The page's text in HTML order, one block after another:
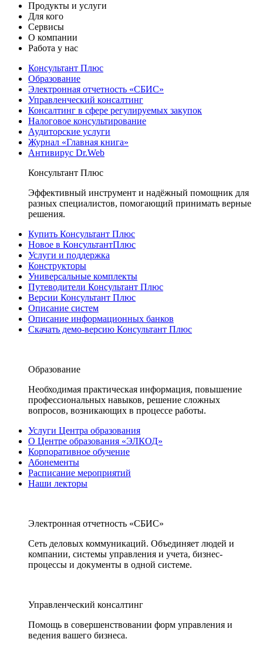
Продукты и услуги
Для кого
Сервисы
О компании
Работа у нас
Консультант Плюс
Образование
Электронная отчетность «СБИС»
Управленческий консалтинг
Консалтинг в сфере регулируемых закупок
Налоговое консультирование
Аудиторские услуги
Журнал «Главная книга»
Антивирус Dr.Web
Консультант Плюс
Эффективный инструмент и надёжный помощник для
разных специалистов, помогающий принимать верные
решения.
Купить Консультант Плюс
Новое в КонсультантПлюс
Услуги и поддержка
Конструкторы
Универсальные комплекты
Путеводители Консультант Плюс
Версии Консультант Плюс
Описание систем
Описание информационных банков
Скачать демо-версию Консультант Плюс
Образование
Необходимая практическая информация, повышение
профессиональных навыков, решение сложных
вопросов, возникающих в процессе работы.
Услуги Центра образования
О Центре образования «ЭЛКОД»
Корпоративное обучение
Абонементы
Расписание мероприятий
Наши лекторы
Электронная отчетность «СБИС»
Сеть деловых коммуникаций. Объединяет людей и
компании, системы управления и учета, бизнес-
процессы и документы в одной системе.
Управленческий консалтинг
Помощь в совершенствовании форм управления и
ведения вашего бизнеса.